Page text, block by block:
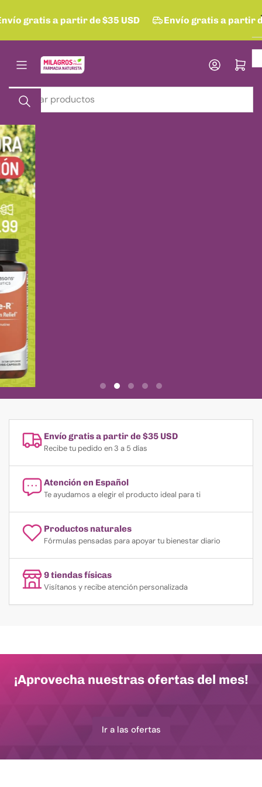
al
gratis a partir de $35 USD Envío gratis a partir
Buscar
productos
Abrir cesta
Envío gratis a partir de $35 USD
Recibe tu pedido en 3 a 5 días
Atención en Español
Te ayudamos a elegir el producto ideal para ti
Productos naturales
Fórmulas pensadas para apoyar tu bienestar diario
9 tiendas físicas
Visítanos y recibe atención personalizada
¡Aprovecha nuestras ofertas del mes!
Ir a las ofertas